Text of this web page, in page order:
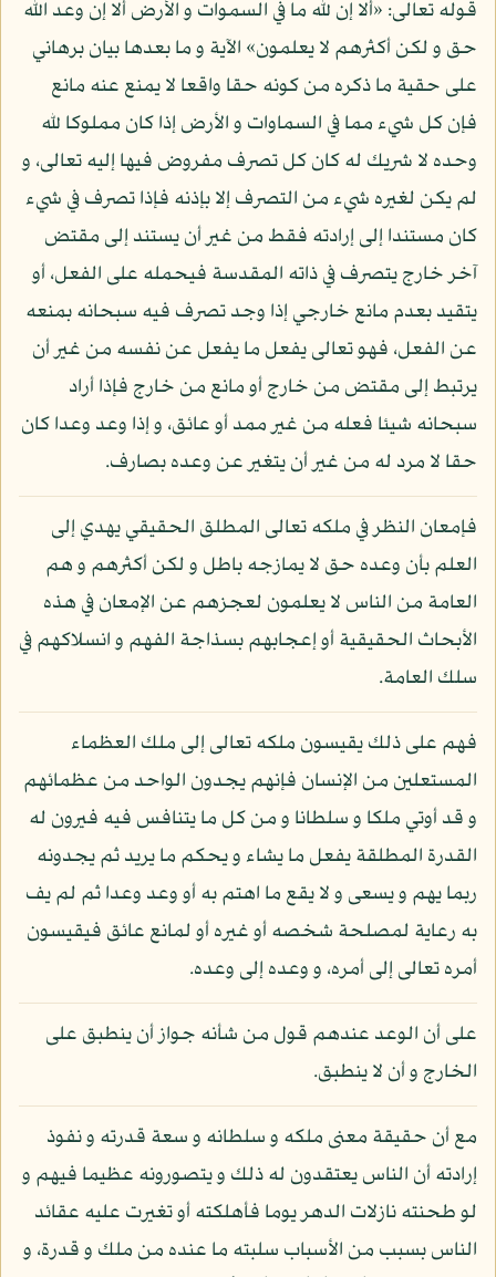
قوله تعالى: «ألا إن لله ما في السموات و الأرض ألا إن وعد الله
حق و لكن أكثرهم لا يعلمون» الآية و ما بعدها بيان برهاني
على حقية ما ذكره من كونه حقا واقعا لا يمنع عنه مانع
فإن كل شيء مما في السماوات و الأرض إذا كان مملوكا لله
وحده لا شريك له كان كل تصرف مفروض فيها إليه تعالى، و
لم يكن لغيره شيء من التصرف إلا بإذنه فإذا تصرف في شيء
كان مستندا إلى إرادته فقط من غير أن يستند إلى مقتض
آخر خارج يتصرف في ذاته المقدسة فيحمله على الفعل، أو
يتقيد بعدم مانع خارجي إذا وجد تصرف فيه سبحانه بمنعه
عن الفعل، فهو تعالى يفعل ما يفعل عن نفسه من غير أن
يرتبط إلى مقتض من خارج أو مانع من خارج فإذا أراد
سبحانه شيئا فعله من غير ممد أو عائق، و إذا وعد وعدا كان
حقا لا مرد له من غير أن يتغير عن وعده بصارف.
فإمعان النظر في ملكه تعالى المطلق الحقيقي يهدي إلى
العلم بأن وعده حق لا يمازجه باطل و لكن أكثرهم و هم
العامة من الناس لا يعلمون لعجزهم عن الإمعان في هذه
الأبحاث الحقيقية أو إعجابهم بسذاجة الفهم و انسلاكهم في
سلك العامة.
فهم على ذلك يقيسون ملكه تعالى إلى ملك العظماء
المستعلين من الإنسان فإنهم يجدون الواحد من عظمائهم
و قد أوتي ملكا و سلطانا و من كل ما يتنافس فيه فيرون له
القدرة المطلقة يفعل ما يشاء و يحكم ما يريد ثم يجدونه
ربما يهم و يسعى و لا يقع ما اهتم به أو وعد وعدا ثم لم يف
به رعاية لمصلحة شخصه أو غيره أو لمانع عائق فيقيسون
أمره تعالى إلى أمره، و وعده إلى وعده.
على أن الوعد عندهم قول من شأنه جواز أن ينطبق على
الخارج و أن لا ينطبق.
مع أن حقيقة معنى ملكه و سلطانه و سعة قدرته و نفوذ
إرادته أن الناس يعتقدون له ذلك و يتصورونه عظيما فيهم و
لو طحنته نازلات الدهر يوما فأهلكته أو تغيرت عليه عقائد
الناس بسبب من الأسباب سلبته ما عنده من ملك و قدرة، و